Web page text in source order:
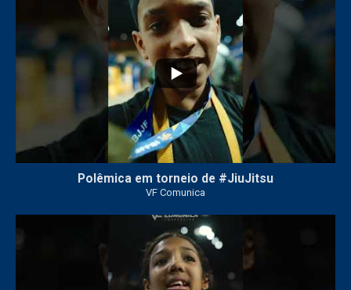
Polêmica em torneio de #JiuJitsu
VF Comunica